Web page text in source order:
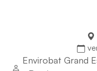
Envirobat Grand